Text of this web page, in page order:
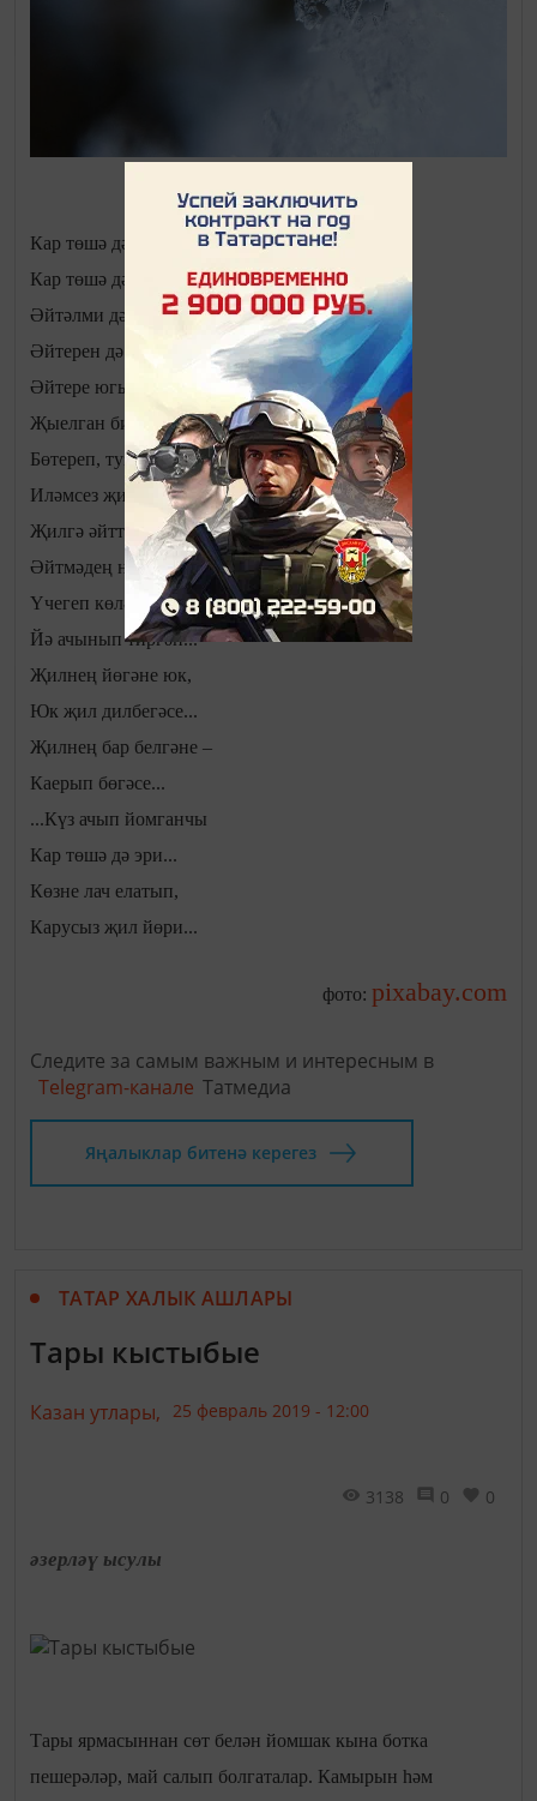
Кар төшә дә эри,
Кар төшә дә эри...
Әйтәлми дә кала
Әйтерен дә берни...
Әйтере югыйсә
Җыелган бихисап...
Бөтереп, тузгытып
Иләмсез җил исә...
Җилгә әйттең ни дә,
Әйтмәдең ни җилгә –
Үчегеп көлә ул,
Йә ачынып тиргәп...
Җилнең йөгәне юк,
Юк җил дилбегәсе...
Җилнең бар белгәне –
Каерып бөгәсе...
...Күз ачып йомганчы
Кар төшә дә эри...
Көзне лач елатып,
Карусыз җил йөри...
фото: pixabay.com
Следите за самым важным и интересным в
Telegram-канале Татмедиа
Яңалыклар битенә керегез
ТАТАР ХАЛЫК АШЛАРЫ
Тары кыстыбые
Казан утлары, 25 февраль 2019 - 12:00
3138 0 0
әзерләү ысулы
Тары ярмасыннан сөт белән йомшак кына ботка
пешерәләр, май салып болгаталар. Камырын һәм